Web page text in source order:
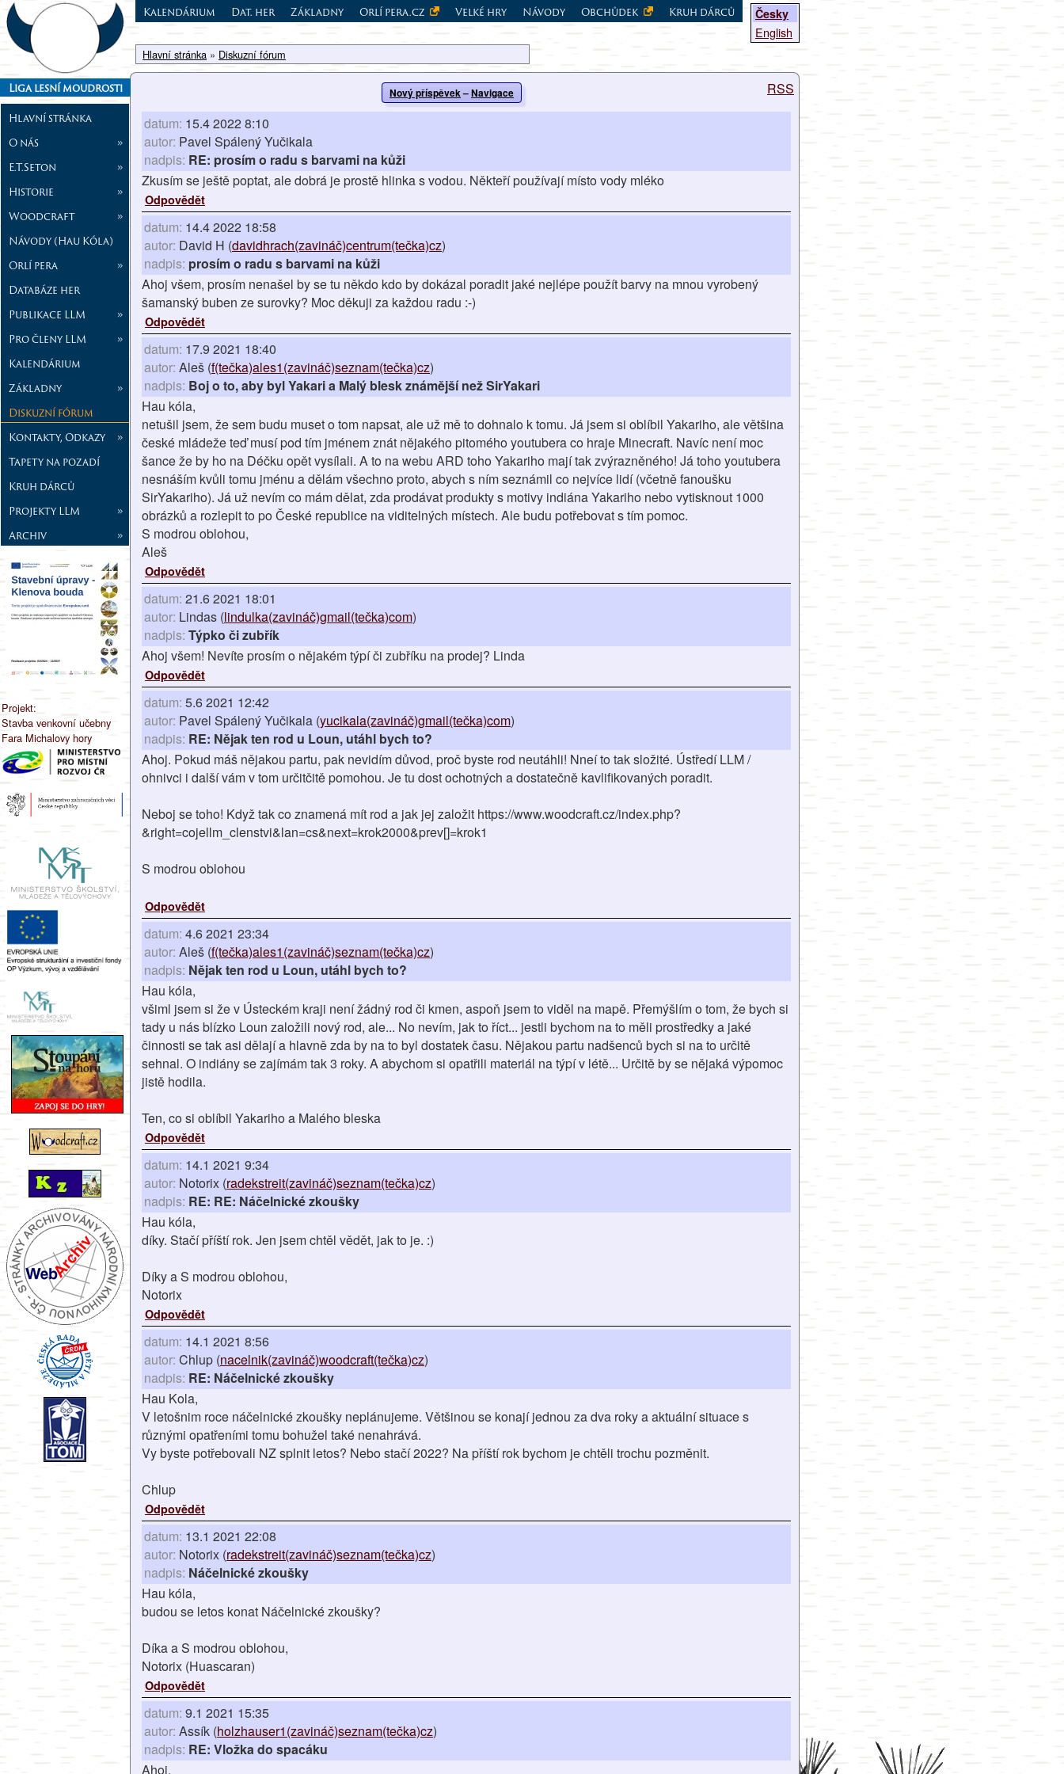
Liga lesní moudrosti
Hlavní stránka
O nás
»
E.T.Seton
»
Historie
»
Woodcraft
»
Návody (Hau Kóla)
Orlí pera
»
Databáze her
Publikace LLM
»
Pro členy LLM
»
Kalendárium
Základny
»
Diskuzní fórum
Kontakty, Odkazy
»
Tapety na pozadí
Kruh dárců
Projekty LLM
»
Archiv
»
Projekt:
Stavba venkovní učebny
Fara Michalovy hory
Česky
English
Kalendárium Dat. her Základny Orlí pera.cz Velké hry Návody Obchůdek Kruh dárců
Hlavní stránka » Diskuzní fórum
RSS
Nový příspěvek–Navigace
datum: 15.4 2022 8:10
autor: Pavel Spálený Yučikala
nadpis: RE: prosím o radu s barvami na kůži
Zkusím se ještě poptat, ale dobrá je prostě hlinka s vodou. Někteří používají místo vody mléko
Odpovědět
datum: 14.4 2022 18:58
autor: David H (davidhrach(zavináč)centrum(tečka)cz)
nadpis: prosím o radu s barvami na kůži
Ahoj všem, prosím nenašel by se tu někdo kdo by dokázal poradit jaké nejlépe použít barvy na mnou vyrobený
šamanský buben ze surovky? Moc děkuji za každou radu :-)
Odpovědět
datum: 17.9 2021 18:40
autor: Aleš (f(tečka)ales1(zavináč)seznam(tečka)cz)
nadpis: Boj o to, aby byl Yakari a Malý blesk známější než SirYakari
Hau kóla,
netušil jsem, že sem budu muset o tom napsat, ale už mě to dohnalo k tomu. Já jsem si oblíbil Yakariho, ale většina
české mládeže teď musí pod tím jménem znát nějakého pitomého youtubera co hraje Minecraft. Navíc není moc
šance že by ho na Déčku opět vysílali. A to na webu ARD toho Yakariho mají tak zvýrazněného! Já toho youtubera
nesnáším kvůli tomu jménu a dělám všechno proto, abych s ním seznámil co nejvíce lidí (včetně fanoušku
SirYakariho). Já už nevím co mám dělat, zda prodávat produkty s motivy indiána Yakariho nebo vytisknout 1000
obrázků a rozlepit to po České republice na viditelných místech. Ale budu potřebovat s tím pomoc.
S modrou oblohou,
Aleš
Odpovědět
datum: 21.6 2021 18:01
autor: Lindas (lindulka(zavináč)gmail(tečka)com)
nadpis: Týpko či zubřík
Ahoj všem! Nevíte prosím o nějakém týpí či zubříku na prodej? Linda
Odpovědět
datum: 5.6 2021 12:42
autor: Pavel Spálený Yučikala (yucikala(zavináč)gmail(tečka)com)
nadpis: RE: Nějak ten rod u Loun, utáhl bych to?
Ahoj. Pokud máš nějakou partu, pak nevidím důvod, proč byste rod neutáhli! Nneí to tak složité. Ústředí LLM /
ohnivci i další vám v tom určitčitě pomohou. Je tu dost ochotných a dostatečně kavlifikovaných poradit.
Neboj se toho! Když tak co znamená mít rod a jak jej založit https://www.woodcraft.cz/index.php?
&right=cojellm_clenstvi&lan=cs&next=krok2000&prev[]=krok1
S modrou oblohou
Odpovědět
datum: 4.6 2021 23:34
autor: Aleš (f(tečka)ales1(zavináč)seznam(tečka)cz)
nadpis: Nějak ten rod u Loun, utáhl bych to?
Hau kóla,
všiml jsem si že v Ústeckém kraji není žádný rod či kmen, aspoň jsem to viděl na mapě. Přemýšlím o tom, že bych si
tady u nás blízko Loun založili nový rod, ale... No nevím, jak to říct... jestli bychom na to měli prostředky a jaké
činnosti se tak asi dělají a hlavně zda by na to byl dostatek času. Nějakou partu nadšenců bych si na to určitě
sehnal. O indiány se zajímám tak 3 roky. A abychom si opatřili materiál na týpí v létě... Určitě by se nějaká výpomoc
jistě hodila.
Ten, co si oblíbil Yakariho a Malého bleska
Odpovědět
datum: 14.1 2021 9:34
autor: Notorix (radekstreit(zavináč)seznam(tečka)cz)
nadpis: RE: RE: Náčelnické zkoušky
Hau kóla,
díky. Stačí příští rok. Jen jsem chtěl vědět, jak to je. :)
Díky a S modrou oblohou,
Notorix
Odpovědět
datum: 14.1 2021 8:56
autor: Chlup (nacelnik(zavináč)woodcraft(tečka)cz)
nadpis: RE: Náčelnické zkoušky
Hau Kola,
V letošnim roce náčelnické zkoušky neplánujeme. Většinou se konají jednou za dva roky a aktuální situace s
různými opatřeními tomu bohužel také nenahrává.
Vy byste potřebovali NZ splnit letos? Nebo stačí 2022? Na příští rok bychom je chtěli trochu pozměnit.
Chlup
Odpovědět
datum: 13.1 2021 22:08
autor: Notorix (radekstreit(zavináč)seznam(tečka)cz)
nadpis: Náčelnické zkoušky
Hau kóla,
budou se letos konat Náčelnické zkoušky?
Díka a S modrou oblohou,
Notorix (Huascaran)
Odpovědět
datum: 9.1 2021 15:35
autor: Assík (holzhauser1(zavináč)seznam(tečka)cz)
nadpis: RE: Vložka do spacáku
Ahoj,